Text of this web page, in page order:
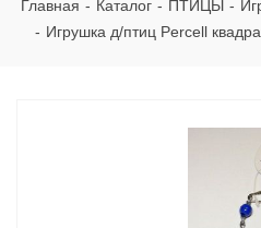
Главная - Каталог - ПТИЦЫ -
- Игрушка д/птиц Percell